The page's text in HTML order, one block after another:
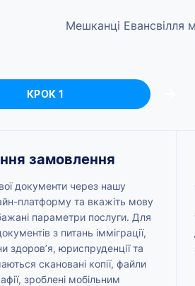
Мешканці Евансвілля
КРОК 1
замовлення
документи через нашу
платформу та вкажіть мову
параметри послуги. Для
з питань імміграції,
здоров’я, юриспруденції та
скановані копії, файли
зроблені мобільним